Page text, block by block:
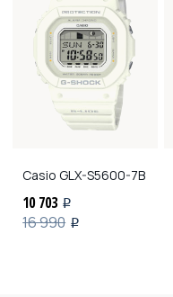
Casio GLX-S5600-7B
10 703 i
16 990 i